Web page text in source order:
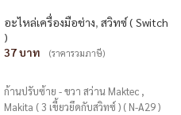
อะไหล่เครื่องมือช่าง, สวิทซ์ ( Switch
)
37
(ราคารวมภาษี)
ก้านปรับซ้าย - ขวา สว่าน Maktec ,
Makita ( 3 เขี้ยวยึดกับสวิทซ์ ) ( N-A29 )